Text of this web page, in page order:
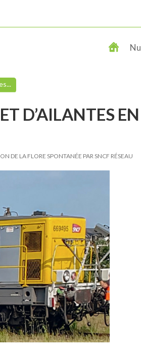
D’AILANTES
DE LA FLORE SPONTANÉE PAR SNCF RÉSEAU